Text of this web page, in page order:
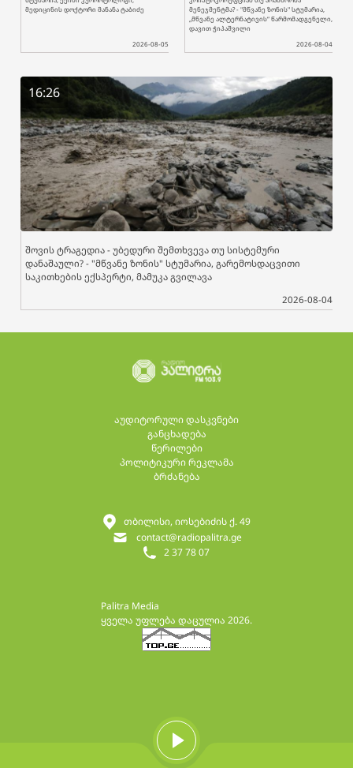
მედიცინის დოქტორი მანანა ტაბიძე
2026-08-05
მენეჯმენტმა? - "მწვანე ზონის" სტუმარია,
„მწვანე ალტერნატივის“ წარმომადგენელი,
დავით ჭიპაშვილი
2026-08-04
16:26
შოვის ტრაგედია - უბედური შემთხვევა თუ სისტემური
დანაშაული? - "მწვანე ზონის" სტუმარია, გარემოსდაცვითი
საკითხების ექსპერტი, მამუკა გვილავა
2026-08-04
აუდიტორული დასკვნები
განცხადება
წერილები
პოლიტიკური რეკლამა
ბრძანება
Palitra Media
ყველა უფლება დაცულია 2026.
2 37 78 07
contact@radiopalitra.ge
თბილისი, იოსებიძის ქ. 49